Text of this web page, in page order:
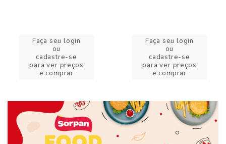
Faça seu login
ou
cadastre-se
para ver preços
e comprar
Faça seu login
ou
cadastre-se
para ver preços
e comprar